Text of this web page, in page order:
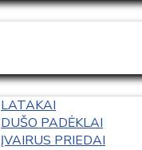
LATAKAI
DUŠO PADĖKLAI
ĮVAIRUS PRIEDAI